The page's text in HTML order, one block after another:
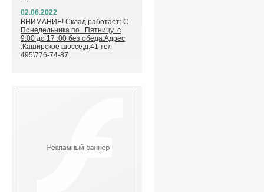
02.06.2022
ВНИМАНИЕ! Склад работает: С
Понедельника по Пятницу с
9:00 до 17 :00 без обеда.Адрес
:Каширское шоссе,д.41 тел
495\776-74-87